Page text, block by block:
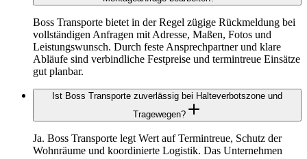
Boss Transporte bietet in der Regel zügige Rückmeldung bei
vollständigen Anfragen mit Adresse, Maßen, Fotos und
Leistungswunsch. Durch feste Ansprechpartner und klare
Abläufe sind verbindliche Festpreise und termintreue Einsätze
gut planbar.
Ist Boss Transporte zuverlässig bei Halteverbotszone und
Tragewegen?
Ja. Boss Transporte legt Wert auf Termintreue, Schutz der
Wohnräume und koordinierte Logistik. Das Unternehmen